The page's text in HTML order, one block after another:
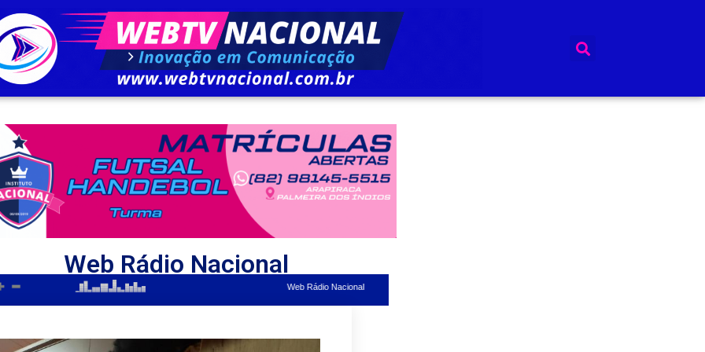
Web Rádio Nacional